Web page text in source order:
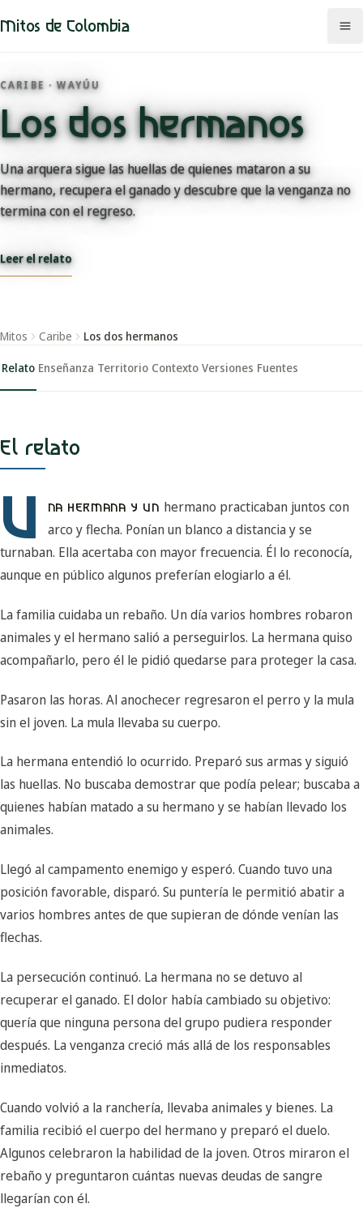
Mitos de Colombia
Mitos
Regiones
Comunidades
CARIBE · WAYÚU
Los dos hermanos
Una arquera sigue las huellas de quienes mataron a su
hermano, recupera el ganado y descubre que la venganza no
termina con el regreso.
Leer el relato
Mitos Caribe Los dos hermanos
Relato Enseñanza Territorio Contexto Versiones Fuentes
El relato
U NA HERMANA Y UN hermano practicaban juntos con
arco y flecha. Ponían un blanco a distancia y se
turnaban. Ella acertaba con mayor frecuencia. Él lo reconocía,
aunque en público algunos preferían elogiarlo a él.
La familia cuidaba un rebaño. Un día varios hombres robaron
animales y el hermano salió a perseguirlos. La hermana quiso
acompañarlo, pero él le pidió quedarse para proteger la casa.
Pasaron las horas. Al anochecer regresaron el perro y la mula
sin el joven. La mula llevaba su cuerpo.
La hermana entendió lo ocurrido. Preparó sus armas y siguió
las huellas. No buscaba demostrar que podía pelear; buscaba a
quienes habían matado a su hermano y se habían llevado los
animales.
Llegó al campamento enemigo y esperó. Cuando tuvo una
posición favorable, disparó. Su puntería le permitió abatir a
varios hombres antes de que supieran de dónde venían las
flechas.
La persecución continuó. La hermana no se detuvo al
recuperar el ganado. El dolor había cambiado su objetivo:
quería que ninguna persona del grupo pudiera responder
después. La venganza creció más allá de los responsables
inmediatos.
Cuando volvió a la ranchería, llevaba animales y bienes. La
familia recibió el cuerpo del hermano y preparó el duelo.
Algunos celebraron la habilidad de la joven. Otros miraron el
rebaño y preguntaron cuántas nuevas deudas de sangre
llegarían con él.